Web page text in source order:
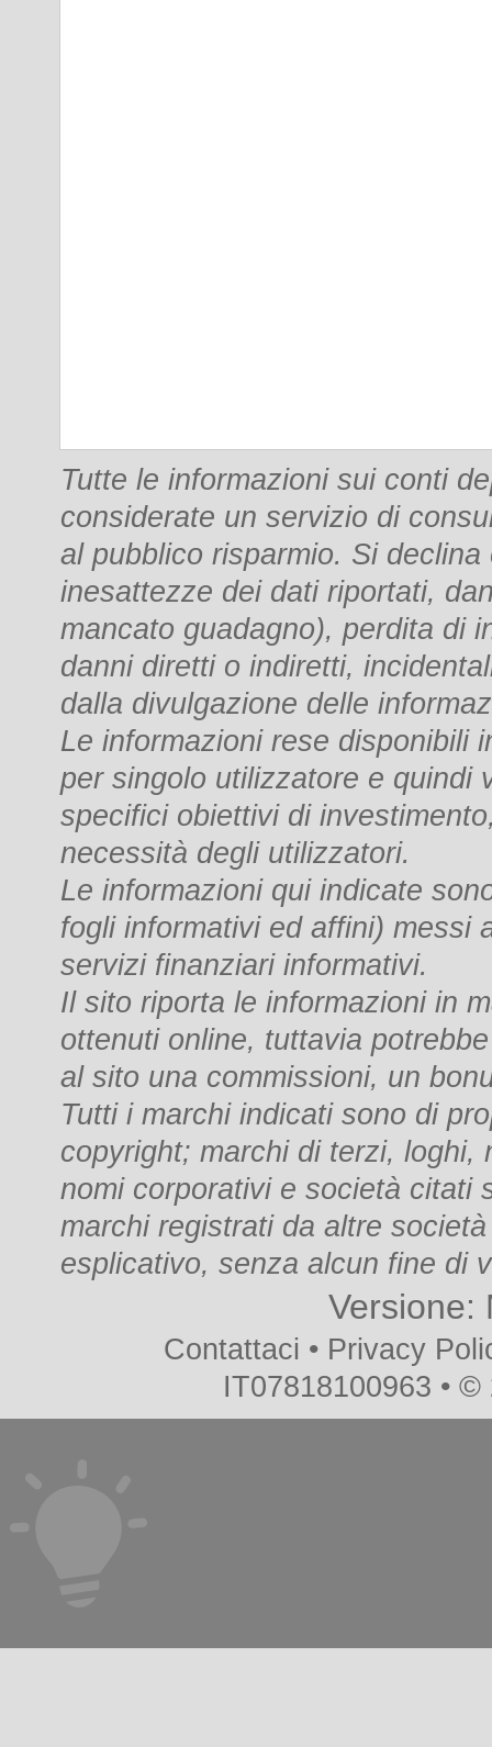
Tutte le informazioni sui conti
considerate un servizio di
al pubblico risparmio. Si
inesattezze dei dati riportati,
mancato guadagno), perdita di
danni diretti o indiretti,
dalla divulgazione delle
Le informazioni rese disponibili
per singolo utilizzatore e quindi
specifici obiettivi di
necessità degli utilizzatori.
Le informazioni qui indicate
fogli informativi ed affini) messi
servizi finanziari informativi.
Il sito riporta le informazioni in
ottenuti online, tuttavia
al sito una commissioni, un
Tutti i marchi indicati sono di
copyright; marchi di terzi, loghi,
nomi corporativi e società citati
marchi registrati da altre
esplicativo, senza alcun fine di
Versione:
Contattaci • Privacy
IT07818100963 •